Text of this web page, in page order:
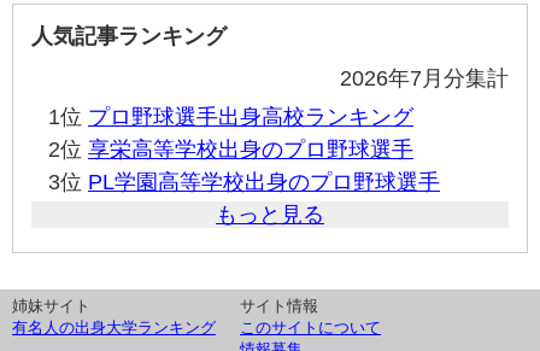
人気記事ランキング
2026年7月分集計
1位 プロ野球選手出身高校ランキング
2位 享栄高等学校出身のプロ野球選手
3位 PL学園高等学校出身のプロ野球選手
もっと見る
姉妹サイト
有名人の出身大学ランキング
サイト情報
このサイトについて